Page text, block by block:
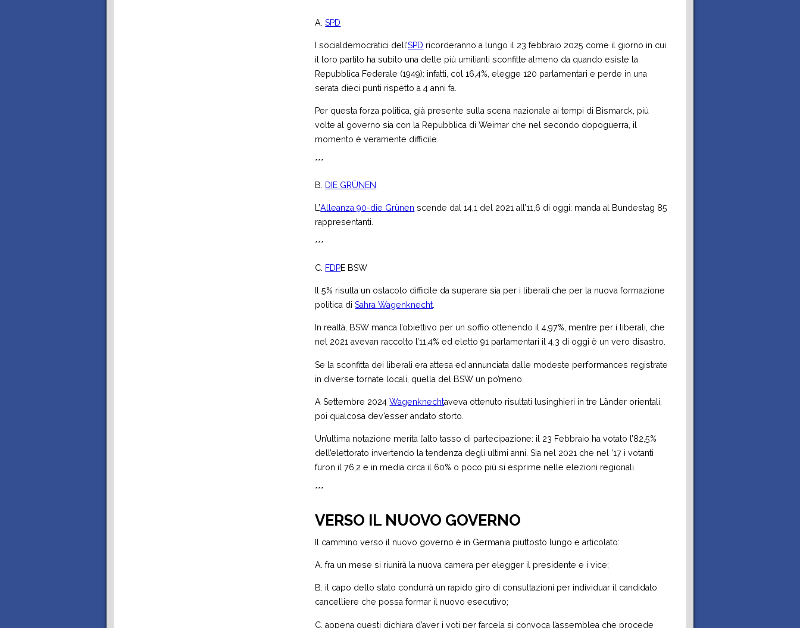
A.SPD
I socialdemocratici dell’SPD ricorderanno a lungo il 23 febbraio 2025 come il giorno in cui
il loro partito ha subìto una delle più umilianti sconfitte almeno da quando esiste la
Repubblica Federale (1949): infatti, col 16,4%, elegge 120 parlamentari e perde in una
serata dieci punti rispetto a 4 anni fa.
Per questa forza politica, già presente sulla scena nazionale ai tempi di Bismarck, più
volte al governo sia con la Repubblica di Weimar che nel secondo dopoguerra, il
momento è veramente difficile.
***
B. DIE GRÜNEN
L’Alleanza 90-die Grünen scende dal 14,1 del 2021 all’11,6 di oggi: manda al Bundestag 85
rappresentanti.
***
C. FDPE BSW
Il 5% risulta un ostacolo difficile da superare sia per i liberali che per la nuova formazione
politica diSahra Wagenknecht
In realtà, BSW manca l’obiettivo per un soffio ottenendo il 4,97%, mentre per i liberali, che
nel 2021 avevan raccolto l’11,4% ed eletto 91 parlamentari il 4,3 di oggi è un vero disastro.
Se la sconfitta dei liberali era attesa ed annunciata dalle modeste performances registrate
in diverse tornate locali, quella del BSW un po’meno.
A Settembre 2024Wagenknechtaveva ottenuto risultati lusinghieri in tre Länder orientali,
poi qualcosa dev’esser andato storto.
Un’ultima notazione merita l’alto tasso di partecipazione: il 23 Febbraio ha votato l’82,5%
dell’elettorato invertendo la tendenza degli ultimi anni. Sia nel 2021 che nel ’17 i votanti
furon il 76,2 e in media circa il 60% o poco più si esprime nelle elezioni regionali.
***
VERSO IL NUOVO GOVERNO
Il cammino verso il nuovo governo è in Germania piuttosto lungo e articolato:
A. fra un mese si riunirà la nuova camera per elegger il presidente e i vice;
B. il capo dello stato condurrà un rapido giro di consultazioni per individuar il candidato
cancelliere che possa formar il nuovo esecutivo;
C. appena questi dichiara d’aver i voti per farcela si convoca l’assemblea che procede